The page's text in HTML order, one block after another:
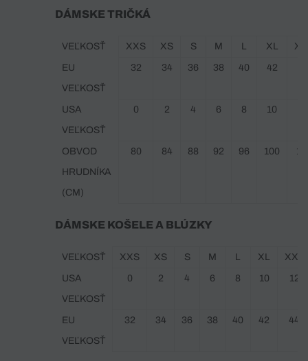
DÁMSKE TRIČKÁ
VEĽKOSŤ XXS XS S M L XL
EU
VEĽKOSŤ
32 34 36 38 40 42
USA
VEĽKOSŤ
0 2 4 6 8 10
OBVOD
HRUDNÍKA
(CM)
80 84 88 92 96 100
DÁMSKE KOŠELE A BLÚZKY
VEĽKOSŤ XXS XS S M L XL XXL
USA
VEĽKOSŤ
0 2 4 6 8 10 12
EU
VEĽKOSŤ
32 34 36 38 40 42 44